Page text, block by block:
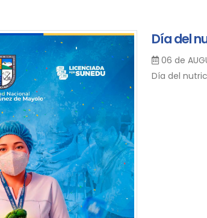
Día del
06 de
Día del